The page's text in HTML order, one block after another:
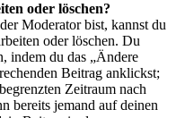
oder löschen?
Moderator bist, kannst du
oder löschen. Du
indem du das „Ändere
Beitrag anklickst;
Zeitraum nach
bereits jemand auf deinen